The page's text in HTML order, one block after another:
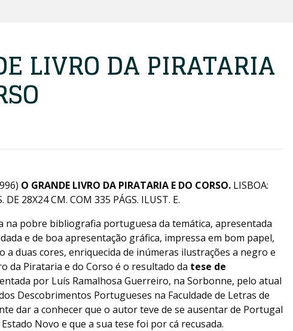
LIVRO DA PIRATARIA
O GRANDE LIVRO DA PIRATARIA E DO CORSO. LISBOA:
DE 28X24 CM. COM 335 PÁGS. ILUST. E.
na pobre bibliografia portuguesa da temática, apresentada
e de boa apresentação gráfica, impressa em bom papel,
a duas cores, enriquecida de inúmeras ilustrações a negro e
da Pirataria e do Corso é o resultado da tese de
por Luís Ramalhosa Guerreiro, na Sorbonne, pelo atual
Descobrimentos Portugueses na Faculdade de Letras de
dar a conhecer que o autor teve de se ausentar de Portugal
Novo e que a sua tese foi por cá recusada.